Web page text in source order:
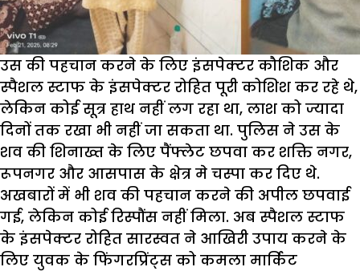
उस की पहचान करने के लिए इंसपेक्टर कौशिक और
स्पैशल स्टाफ के इंसपेक्टर रोहित पूरी कोशिश कर रहे थे,
लेकिन कोई सूत्र हाथ नहीं लग रहा था, लाश को ज्यादा
दिनों तक रखा भी नहीं जा सकता था. पुलिस ने उस के
शव की शिनाख्त के लिए पैंफ्लेट छपवा कर शक्ति नगर,
रूपनगर और आसपास के क्षेत्र मे चस्पा कर दिए थे.
अखबारों में भी शव की पहचान करने की अपील छपवाई
गई, लेकिन कोई रिस्पौंस नहीं मिला. अब स्पैशल स्टाफ
के इंसपेक्टर रोहित सारस्वत ने आखिरी उपाय करने के
लिए युवक के फिंगरप्रिंट्स को कमला मार्किट